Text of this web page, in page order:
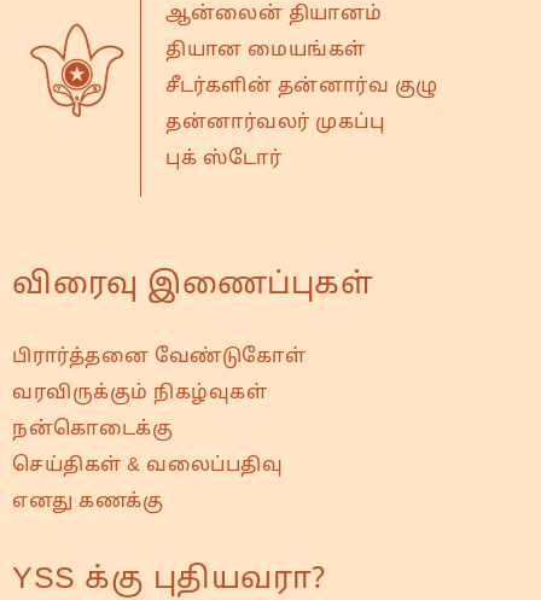
ஆன்லைன் தியானம்
தியான மையங்கள்
சீடர்களின் தன்னார்வ குழு
தன்னார்வலர் முகப்பு
புக் ஸ்டோர்
விரைவு இணைப்புகள்
பிரார்த்தனை வேண்டுகோள்
வரவிருக்கும் நிகழ்வுகள்
நன்கொடைக்கு
செய்திகள் & வலைப்பதிவு
எனது கணக்கு
YSS க்கு புதியவரா?